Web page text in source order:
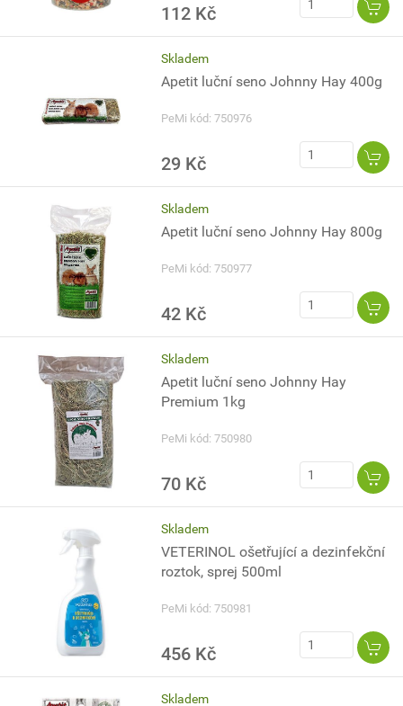
112 Kč
Skladem
Apetit luční seno Johnny Hay 400g
PeMi kód: 750976
29 Kč
Skladem
Apetit luční seno Johnny Hay 800g
PeMi kód: 750977
42 Kč
Skladem
Apetit luční seno Johnny Hay
Premium 1kg
PeMi kód: 750980
70 Kč
Skladem
VETERINOL ošetřující a dezinfekční
roztok, sprej 500ml
PeMi kód: 750981
456 Kč
Skladem